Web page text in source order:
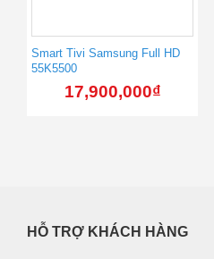
Smart Tivi Samsung Full HD
55K5500
17,900,000₫
HỖ TRỢ KHÁCH HÀNG